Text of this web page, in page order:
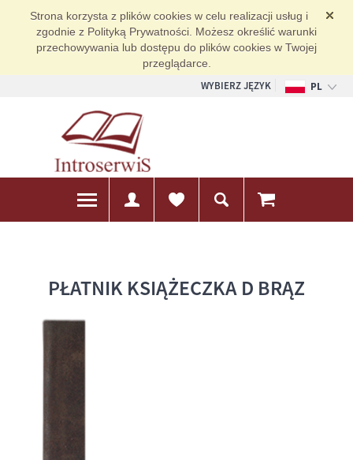
Strona korzysta z plików cookies w celu realizacji usług i
zgodnie z Polityką Prywatności. Możesz określić warunki
przechowywania lub dostępu do plików cookies w Twojej
przeglądarce.
WYBIERZ JĘZYK
PL
PŁATNIK KSIĄŻECZKA D BRĄZ